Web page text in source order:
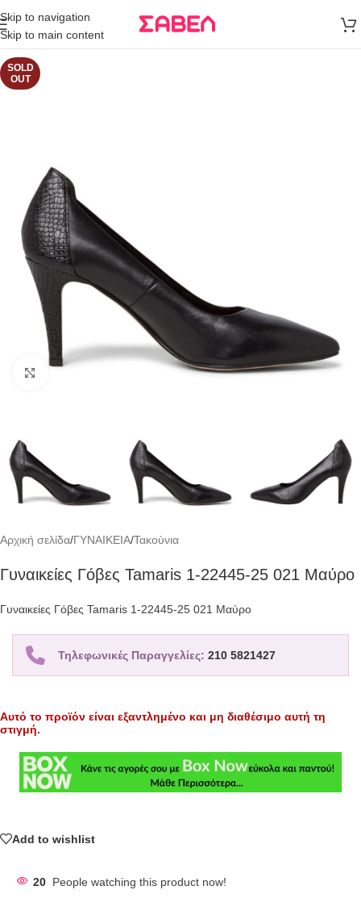
Skip to navigation
Skip to main content
άνω των 80€
Παραγγελία
SOLD
OUT
Αρχική σελίδα/ΓΥΝΑΙΚΕΙΑ/Τακούνια
Γυναικείες Γόβες Tamaris 1-22445-25 021 Μαύρο
Γυναικείες Γόβες Tamaris 1-22445-25 021 Μαύρο
Τηλεφωνικές Παραγγελίες: 210 5821427
Αυτό το προϊόν είναι εξαντλημένο και μη διαθέσιμο αυτή τη
στιγμή.
Add to wishlist
20 People watching this product now!